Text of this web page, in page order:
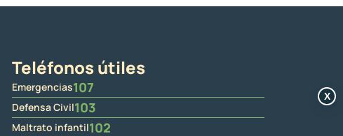
Teléfonos útiles
Emergencias107
Defensa Civil103
Maltrato infantil102
X